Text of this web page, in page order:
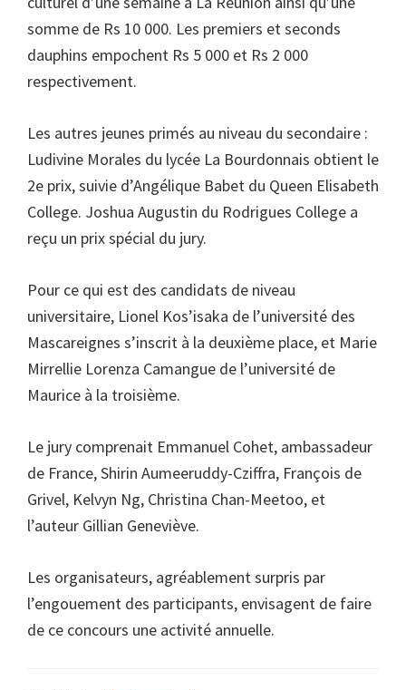
somme de Rs 10 000. Les premiers et seconds
dauphins empochent Rs 5 000 et Rs 2 000
respectivement.
Les autres jeunes primés au niveau du secondaire :
Ludivine Morales du lycée La Bourdonnais obtient le
2e prix, suivie d’Angélique Babet du Queen Elisabeth
College. Joshua Augustin du Rodrigues College a
reçu un prix spécial du jury.
Pour ce qui est des candidats de niveau
universitaire, Lionel Kos’isaka de l’université des
Mascareignes s’inscrit à la deuxième place, et Marie
Mirrellie Lorenza Camangue de l’université de
Maurice à la troisième.
Le jury comprenait Emmanuel Cohet, ambassadeur
de France, Shirin Aumeeruddy-Cziffra, François de
Grivel, Kelvyn Ng, Christina Chan-Meetoo, et
l’auteur Gillian Geneviève.
Les organisateurs, agréablement surpris par
l’engouement des participants, envisagent de faire
de ce concours une activité annuelle.